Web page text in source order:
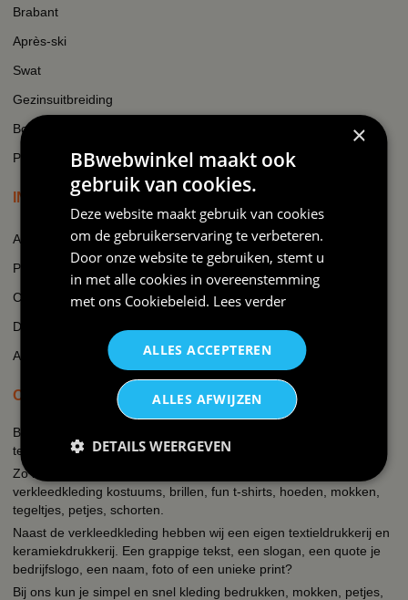
Brabant
Après-ski
Swat
Gezinsuitbreiding
Boer
Padel
INFORMATIE
Algemene voorwaarden
Privacy
Cookie beleid
Disclaimer
AI-transparantieverklaring
OVER BBWEBWINKEL.NL
BBwebwinkel is een webshop die zich richt op alles wat met feest
te maken heeft en bedrukking van textiel en keramiek!
Zo kun je bij ons terecht voor een uitgebreid assortiment
verkleedkleding kostuums, brillen, fun t-shirts, hoeden, mokken,
tegeltjes, petjes, schorten.
Naast de verkleedkleding hebben wij een eigen textieldrukkerij en
keramiekdrukkerij. Een grappige tekst, een slogan, een quote je
bedrijfslogo, een naam, foto of een unieke print?
Bij ons kun je simpel en snel kleding bedrukken, mokken, petjes,
×
BBwebwinkel maakt ook
gebruik van cookies.
Deze website maakt gebruik van cookies
om de gebruikerservaring te verbeteren.
Door onze website te gebruiken, stemt u
in met alle cookies in overeenstemming
met ons Cookiebeleid. Lees verder
ALLES ACCEPTEREN
ALLES AFWIJZEN
DETAILS WEERGEVEN